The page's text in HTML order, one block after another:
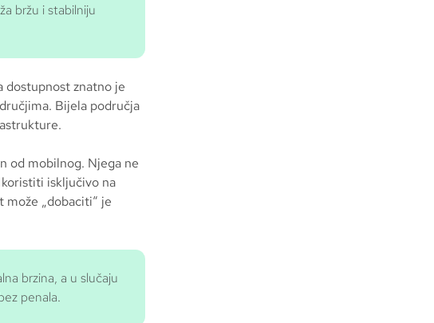
bržu i stabilniju
dostupnost znatno je
Bijela područja
od mobilnog. Njega ne
isključivo na
„dobaciti“ je
brzina, a u slučaju
penala.